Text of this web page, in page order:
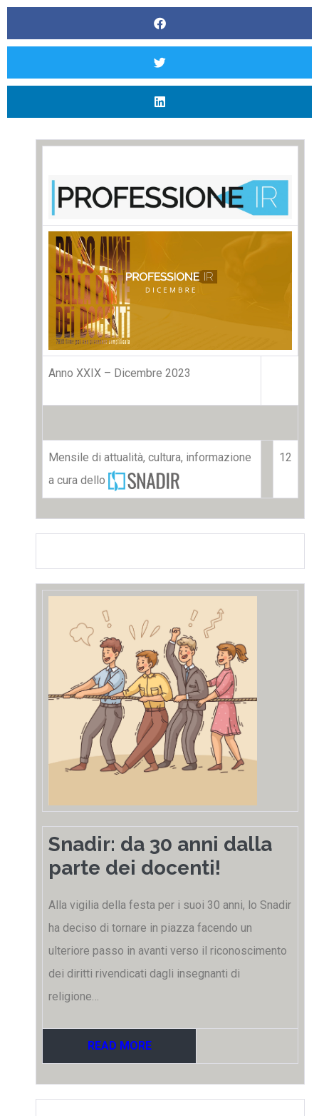
Anno XXIX – Dicembre 2023
Mensile di attualità, cultura, informazione
a cura dello
12
Snadir: da 30 anni dalla
parte dei docenti!
Alla vigilia della festa per i suoi 30 anni, lo Snadir
ha deciso di tornare in piazza facendo un
ulteriore passo in avanti verso il riconoscimento
dei diritti rivendicati dagli insegnanti di
religione…
READ MORE